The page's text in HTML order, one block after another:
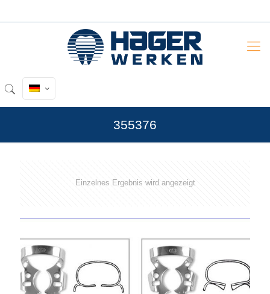
355376
Einzelnes Ergebnis wird angezeigt